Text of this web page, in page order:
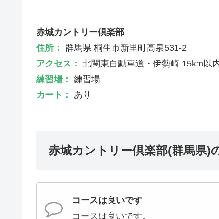
赤城カントリー倶楽部
住所： 群馬県 桐生市新里町高泉531-2
アクセス： 北関東自動車道・伊勢崎 15km以
練習場： 練習場
カート：
あり
赤城カントリー倶楽部(群馬県)
コースは良いです
コースは良いです。